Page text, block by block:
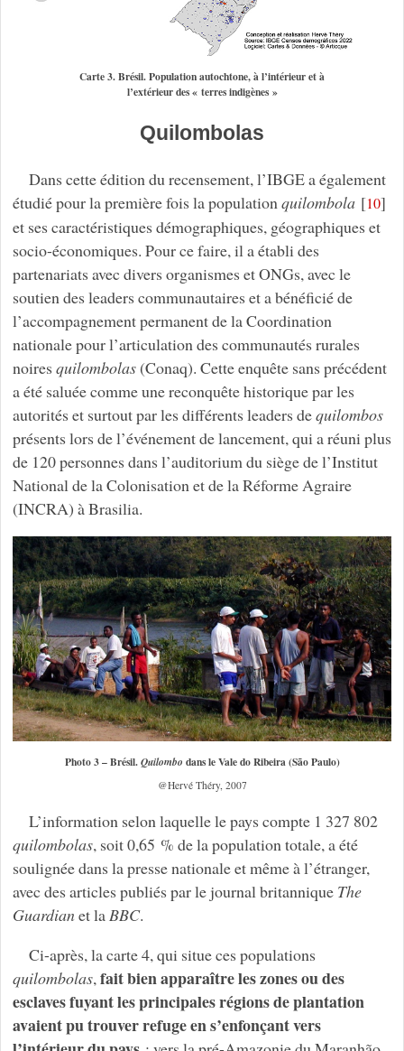
Carte 3. Brésil. Population autochtone, à l’intérieur et à
l’extérieur des « terres indigènes »
Quilombolas
Dans cette édition du recensement, l’IBGE a également
étudié pour la première fois la population quilombola[10]
et ses caractéristiques démographiques, géographiques et
socio-économiques. Pour ce faire, il a établi des
partenariats avec divers organismes et ONGs, avec le
soutien des leaders communautaires et a bénéficié de
l’accompagnement permanent de la Coordination
nationale pour l’articulation des communautés rurales
noires quilombolas(Conaq). Cette enquête sans précédent
a été saluée comme une reconquête historique par les
autorités et surtout par les différents leaders dequilombos
présents lors de l’événement de lancement, qui a réuni plus
de 120 personnes dans l’auditorium du siège de l’Institut
National de la Colonisation et de la Réforme Agraire
(INCRA) à Brasilia.
Photo 3 – Brésil.Quilombo dans le Vale do Ribeira (São Paulo)
@Hervé Théry, 2007
L’information selon laquelle le pays compte 1 327 802
quilombolas, soit 0,65 % de la population totale, a été
soulignée dans la presse nationale et même à l’étranger,
avec des articles publiés par le journal britannique The
Guardianet laBBC.
Ci-après, la carte 4, qui situe ces populations
quilombolas,fait bien apparaître les zones ou des
esclaves fuyant les principales régions de plantation
avaient pu trouver refuge en s’enfonçant vers